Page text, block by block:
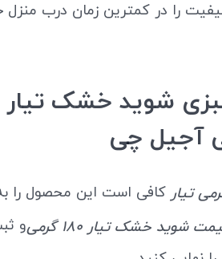
را در کمترین زمان درب منزل
آجیل چی
کافی است این محصول را
شوید خشک تیار 180 گرمی
و